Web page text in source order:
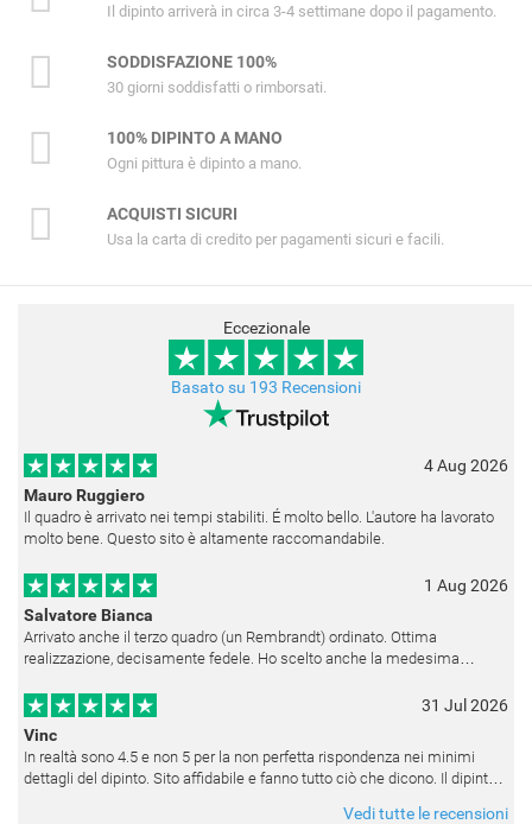
Il dipinto arriverà in circa 3-4 settimane dopo il pagamento.
SODDISFAZIONE 100%
30 giorni soddisfatti o rimborsati.
100% DIPINTO A MANO
Ogni pittura è dipinto a mano.
ACQUISTI SICURI
Usa la carta di credito per pagamenti sicuri e facili.
Eccezionale
Basato su 193 Recensioni
4 Aug 2026
Mauro Ruggiero
Il quadro è arrivato nei tempi stabiliti. É molto bello. L'autore ha lavorato
molto bene. Questo sito è altamente raccomandabile.
1 Aug 2026
Salvatore Bianca
Arrivato anche il terzo quadro (un Rembrandt) ordinato. Ottima
realizzazione, decisamente fedele. Ho scelto anche la medesima
appesi
31 Jul 2026
Vinc
In realtà sono 4.5 e non 5 per la non perfetta rispondenza nei minimi
dettagli del dipinto. Sito affidabile e fanno tutto ciò che dicono. Il dipinto,
Vedi tutte le recensioni